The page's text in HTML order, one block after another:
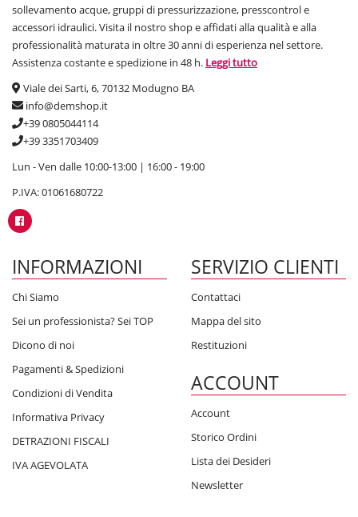
sollevamento acque, gruppi di pressurizzazione, presscontrol e
accessori idraulici. Visita il nostro shop e affidati alla qualità e alla
professionalità maturata in oltre 30 anni di esperienza nel settore.
Assistenza costante e spedizione in 48 h. Leggi tutto
Viale dei Sarti, 6, 70132 Modugno BA
info@demshop.it
+39 0805044114
+39 3351703409
Lun - Ven dalle 10:00-13:00 | 16:00 - 19:00
P.IVA: 01061680722
INFORMAZIONI
Chi Siamo
Sei un professionista? Sei TOP
Dicono di noi
Pagamenti & Spedizioni
Condizioni di Vendita
Informativa Privacy
DETRAZIONI FISCALI
IVA AGEVOLATA
SERVIZIO CLIENTI
Contattaci
Mappa del sito
Restituzioni
ACCOUNT
Account
Storico Ordini
Lista dei Desideri
Newsletter